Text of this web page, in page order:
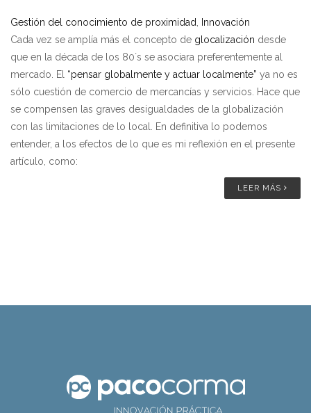
Gestión del conocimiento de proximidad
Innovación
Cada vez se amplía más el concepto de glocalización desde
que en la década de los 80´s se asociara preferentemente al
mercado. El “pensar globalmente y actuar localmente” ya no es
sólo cuestión de comercio de mercancías y servicios. Hace que
se compensen las graves desigualdades de la globalización
con las limitaciones de lo local. En definitiva lo podemos
entender, a los efectos de lo que es mi reflexión en el presente
artículo, como:
LEER MÁS